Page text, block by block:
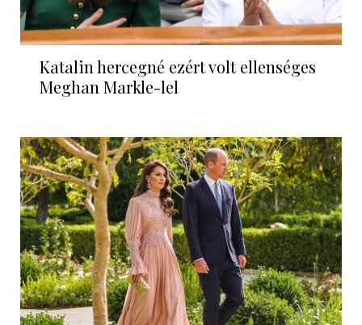
Katalin hercegné ezért volt ellenséges
Meghan Markle-lel